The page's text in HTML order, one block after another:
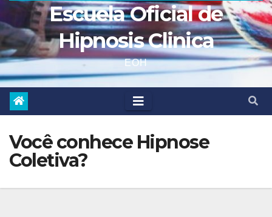
Escuela Oficial de
Hipnosis Clinica
EOH
Você conhece Hipnose
Coletiva?